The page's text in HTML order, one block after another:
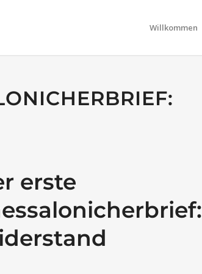
Willkommen
erste